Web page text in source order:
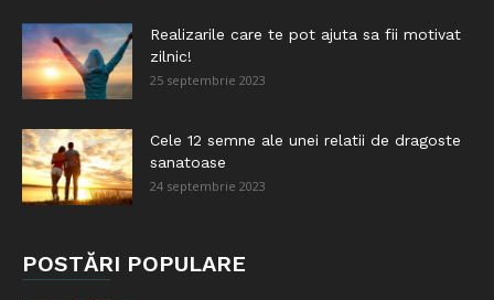
Realizarile care te pot ajuta sa fii motivat
zilnic!
25 septembrie 2023
Cele 12 semne ale unei relatii de dragoste
sanatoase
24 septembrie 2023
POSTĂRI POPULARE